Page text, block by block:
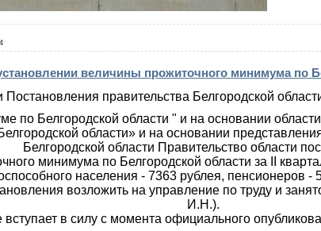
величины прожиточного минимума по
Постановления правительства Белгородской
по Белгородской области " и на основании
области» и на основании
Белгородской области Правительство области
минимума по Белгородской области за II
населения - 7363 рублея, пенсионеров -
возложить на управление по труду и
И.Н.).
в силу с момента официального